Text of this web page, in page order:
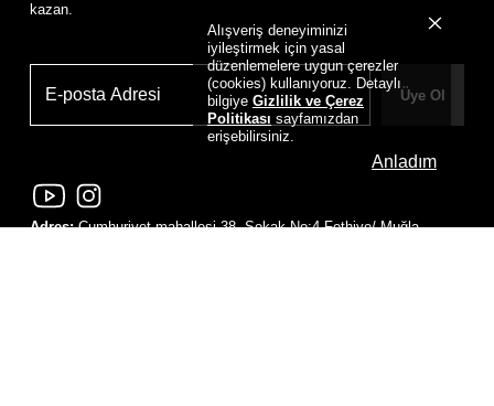
Alışveriş deneyiminizi
iyileştirmek için yasal
düzenlemelere uygun çerezler
(cookies) kullanıyoruz. Detaylı
bilgiye Gizlilik ve Çerez
Politikası sayfamızdan
erişebilirsiniz.
Anladım
kazan.
Üye Ol
Adres:Cumhuriyet mahallesi 38. Sokak No:4 Fethiye/ Muğla